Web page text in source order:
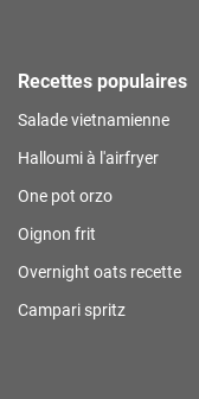
Recettes populaires
Salade vietnamienne
Halloumi à l'airfryer
One pot orzo
Oignon frit
Overnight oats recette
Campari spritz